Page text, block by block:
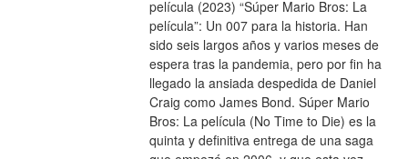
película (2023) “Súper Mario Bros: La
película”: Un 007 para la historia. Han
sido seis largos años y varios meses de
espera tras la pandemia, pero por fin ha
llegado la ansiada despedida de Daniel
Craig como James Bond. Súper Mario
Bros: La película (No Time to Die) es la
quinta y definitiva entrega de una saga